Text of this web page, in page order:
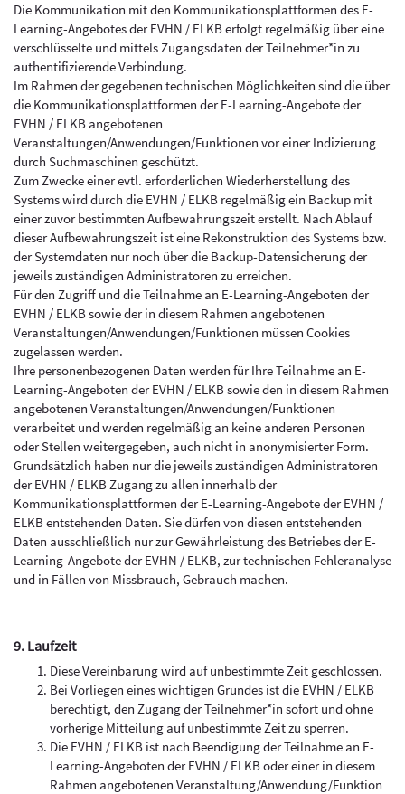
Die Kommunikation mit den Kommunikationsplattformen des E-
Learning-Angebotes der EVHN / ELKB erfolgt regelmäßig über eine
verschlüsselte und mittels Zugangsdaten der Teilnehmer*in zu
authentifizierende Verbindung.
Im Rahmen der gegebenen technischen Möglichkeiten sind die über
die Kommunikationsplattformen der E-Learning-Angebote der
EVHN / ELKB angebotenen
Veranstaltungen/Anwendungen/Funktionen vor einer Indizierung
durch Suchmaschinen geschützt.
Zum Zwecke einer evtl. erforderlichen Wiederherstellung des
Systems wird durch die EVHN / ELKB regelmäßig ein Backup mit
einer zuvor bestimmten Aufbewahrungszeit erstellt. Nach Ablauf
dieser Aufbewahrungszeit ist eine Rekonstruktion des Systems bzw.
der Systemdaten nur noch über die Backup-Datensicherung der
jeweils zuständigen Administratoren zu erreichen.
Für den Zugriff und die Teilnahme an E-Learning-Angeboten der
EVHN / ELKB sowie der in diesem Rahmen angebotenen
Veranstaltungen/Anwendungen/Funktionen müssen Cookies
zugelassen werden.
Ihre personenbezogenen Daten werden für Ihre Teilnahme an E-
Learning-Angeboten der EVHN / ELKB sowie den in diesem Rahmen
angebotenen Veranstaltungen/Anwendungen/Funktionen
verarbeitet und werden regelmäßig an keine anderen Personen
oder Stellen weitergegeben, auch nicht in anonymisierter Form.
Grundsätzlich haben nur die jeweils zuständigen Administratoren
der EVHN / ELKB Zugang zu allen innerhalb der
Kommunikationsplattformen der E-Learning-Angebote der EVHN /
ELKB entstehenden Daten. Sie dürfen von diesen entstehenden
Daten ausschließlich nur zur Gewährleistung des Betriebes der E-
Learning-Angebote der EVHN / ELKB, zur technischen Fehleranalyse
und in Fällen von Missbrauch, Gebrauch machen.
9. Laufzeit
Diese Vereinbarung wird auf unbestimmte Zeit geschlossen.
Bei Vorliegen eines wichtigen Grundes ist die EVHN / ELKB
berechtigt, den Zugang der Teilnehmer*in sofort und ohne
vorherige Mitteilung auf unbestimmte Zeit zu sperren.
Die EVHN / ELKB ist nach Beendigung der Teilnahme an E-
Learning-Angeboten der EVHN / ELKB oder einer in diesem
Rahmen angebotenen Veranstaltung/Anwendung/Funktion